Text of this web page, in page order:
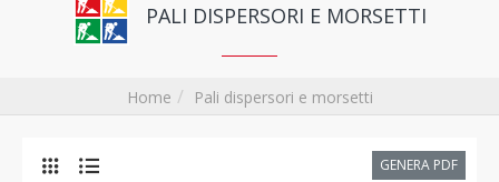
Home Pali dispersori e morsetti
PALI DISPERSORI E MORSETTI
GENERA PDF